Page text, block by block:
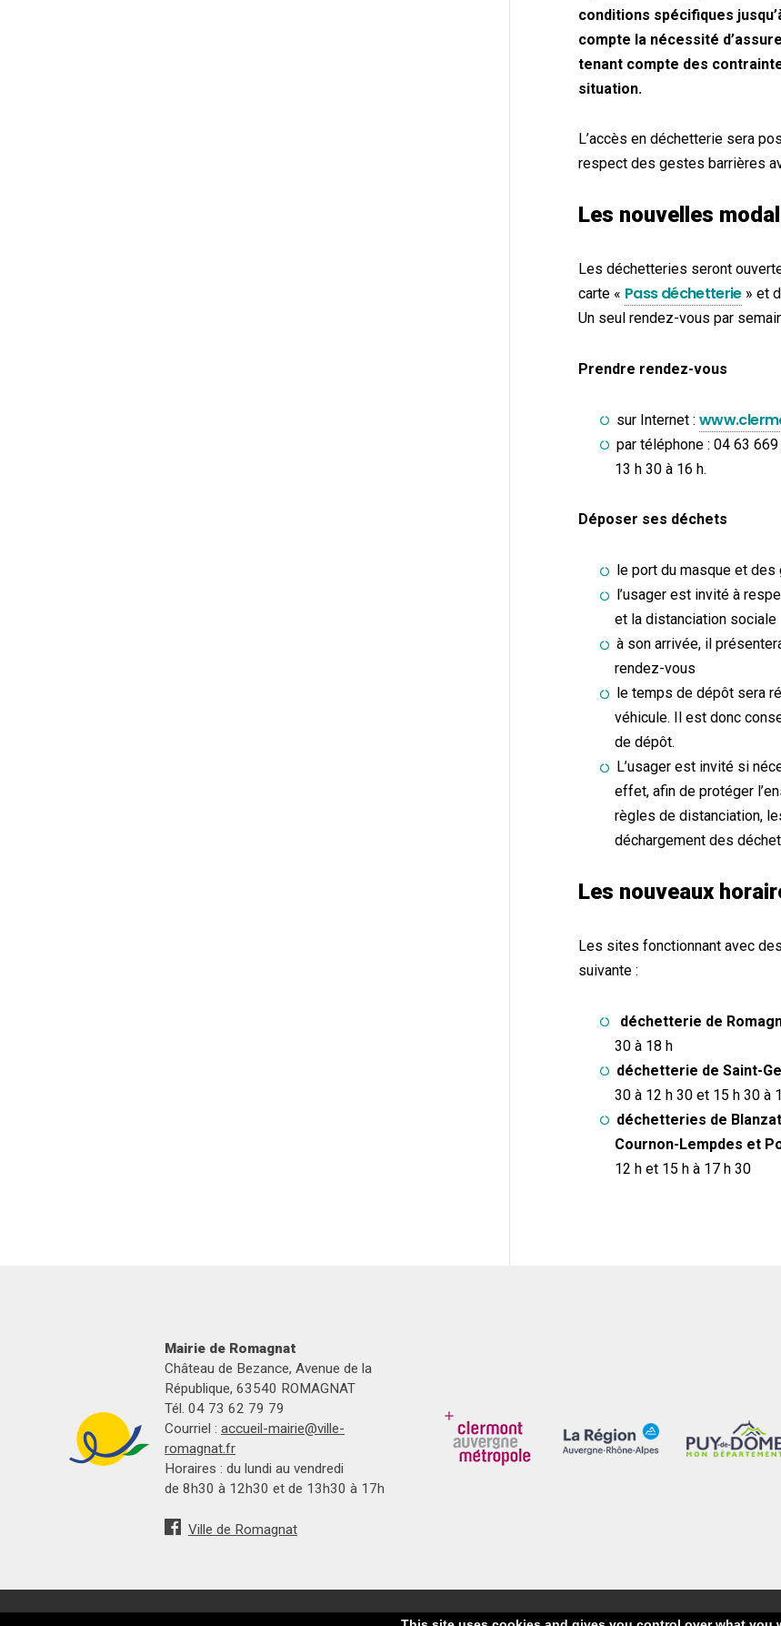
conditions spécifiques
compte la nécessité
tenant compte des
situation.
L’accès en déchetterie sera
respect des gestes barrières
Les nouvelles
Les déchetteries seront
carte « Pass déchetterie» et
Un seul rendez-vous par
Prendre rendez-vous
sur Internet :
par téléphone : 04 63
13 h 30 à 16 h.
Déposer ses déchets
le port du masque et
l’usager est invité à
et la distanciation sociale
à son arrivée, il
rendez-vous
le temps de dépôt sera
véhicule. Il est donc
de dépôt.
L’usager est invité si
effet, afin de protéger
règles de distanciation,
déchargement des
Les nouveaux
Les sites fonctionnant avec
suivante :
déchetterie de
30 à 18 h
déchetterie de Saint-
30 à 12 h 30 et 15 h 30 à
déchetteries de
Cournon-Lempdes et
12 h et 15 h à 17 h 30
Mairie de Romagnat
Château de Bezance, Avenue de la
République, 63540 ROMAGNAT
Tél. 04 73 62 79 79
Courriel : accueil-mairie@ville-
romagnat.fr
Horaires : du lundi au vendredi
de 8h30 à 12h30 et de 13h30 à 17h
Ville de Romagnat